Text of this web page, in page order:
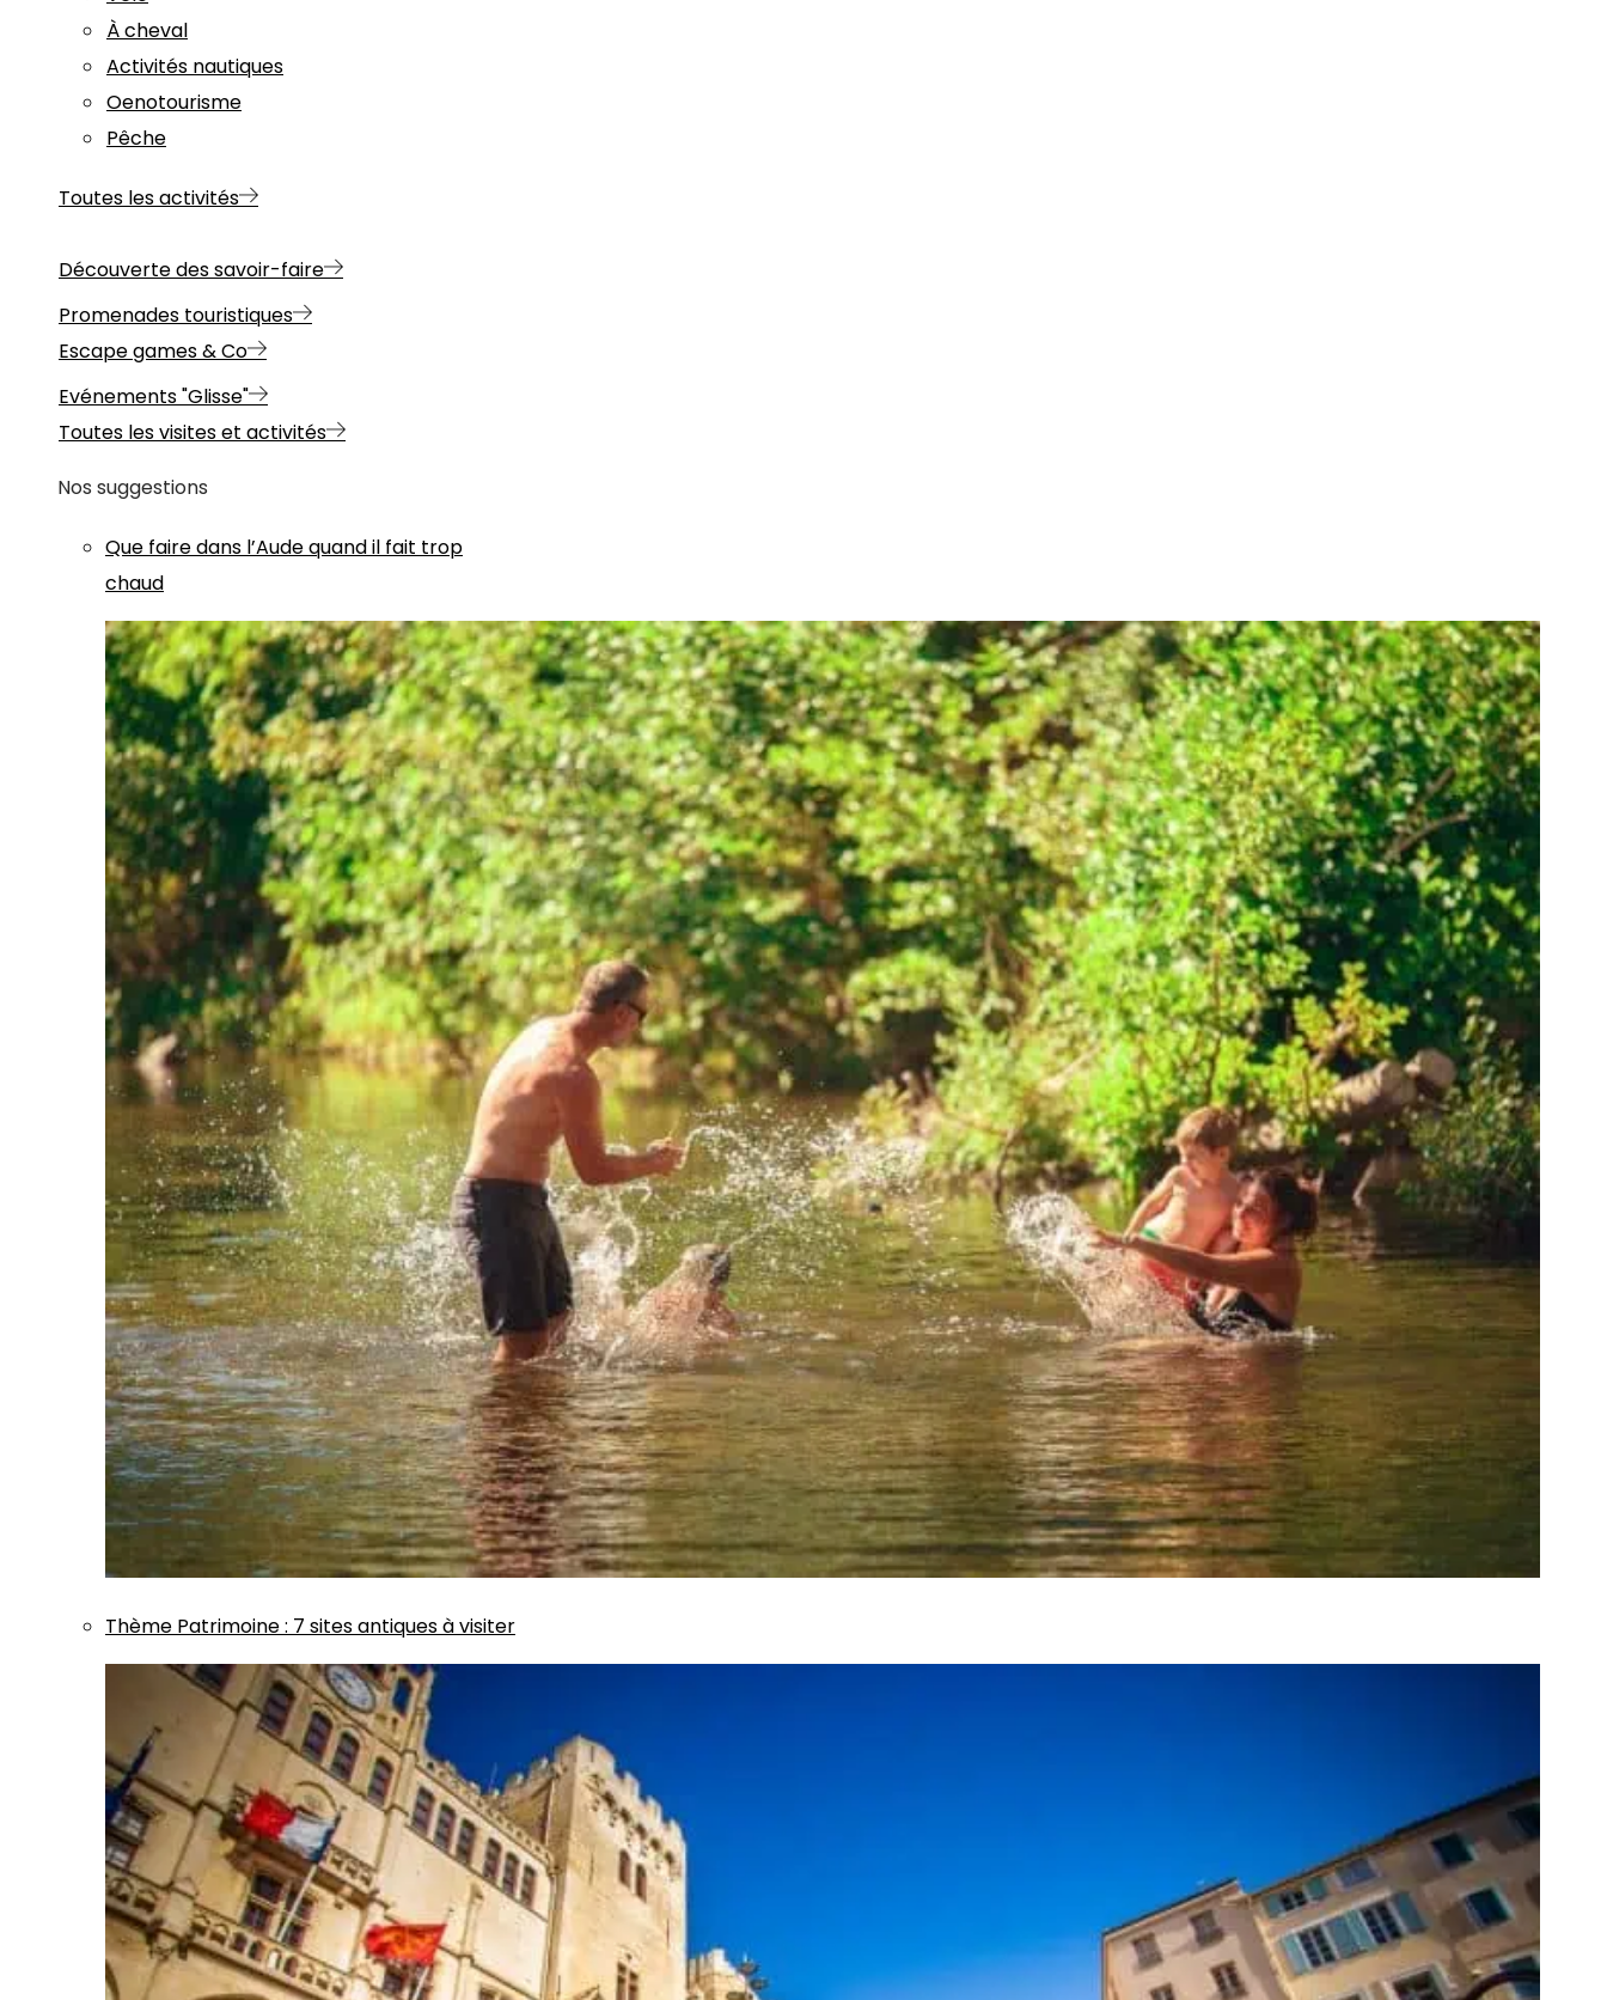
À cheval
Activités nautiques
Oenotourisme
Pêche
Toutes les activités
Découverte des savoir-faire
Promenades touristiques
Escape games & Co
Evénements "Glisse"
Toutes les visites et activités
Nos suggestions
Que faire dans l’Aude quand il fait trop
chaud
Thème Patrimoine: 7 sites antiques à visiter